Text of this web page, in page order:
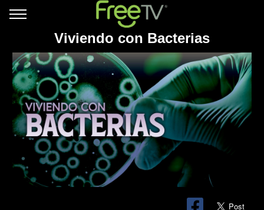
Viviendo con Bacterias